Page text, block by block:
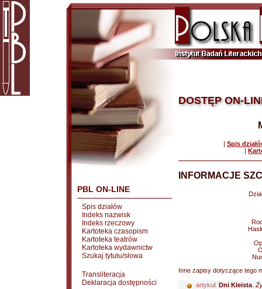
PBL ON-LINE
Spis działów
Indeks nazwisk
Indeks rzeczowy
Kartoteka czasopism
Kartoteka teatrów
Kartoteka wydawnictw
Szukaj tytułu/słowa
Transliteracja
Deklaracja dostępności
DOSTĘP ON-
| Spis
|
INFORMACJE
Inne zapisy dotyczące tego
artykuł: Dni Kleista